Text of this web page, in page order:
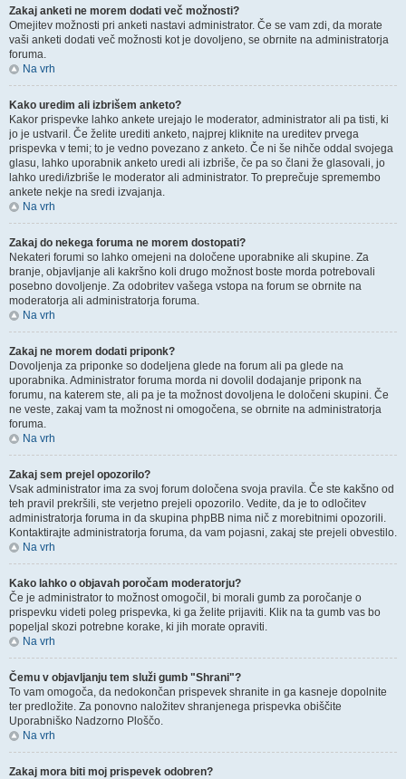
Zakaj anketi ne morem dodati več možnosti?
Omejitev možnosti pri anketi nastavi administrator. Če se vam zdi, da morate
vaši anketi dodati več možnosti kot je dovoljeno, se obrnite na administratorja
foruma.
Na vrh
Kako uredim ali izbrišem anketo?
Kakor prispevke lahko ankete urejajo le moderator, administrator ali pa tisti, ki
jo je ustvaril. Če želite urediti anketo, najprej kliknite na ureditev prvega
prispevka v temi; to je vedno povezano z anketo. Če ni še nihče oddal svojega
glasu, lahko uporabnik anketo uredi ali izbriše, če pa so člani že glasovali, jo
lahko uredi/izbriše le moderator ali administrator. To preprečuje spremembo
ankete nekje na sredi izvajanja.
Na vrh
Zakaj do nekega foruma ne morem dostopati?
Nekateri forumi so lahko omejeni na določene uporabnike ali skupine. Za
branje, objavljanje ali kakršno koli drugo možnost boste morda potrebovali
posebno dovoljenje. Za odobritev vašega vstopa na forum se obrnite na
moderatorja ali administratorja foruma.
Na vrh
Zakaj ne morem dodati priponk?
Dovoljenja za priponke so dodeljena glede na forum ali pa glede na
uporabnika. Administrator foruma morda ni dovolil dodajanje priponk na
forumu, na katerem ste, ali pa je ta možnost dovoljena le določeni skupini. Če
ne veste, zakaj vam ta možnost ni omogočena, se obrnite na administratorja
foruma.
Na vrh
Zakaj sem prejel opozorilo?
Vsak administrator ima za svoj forum določena svoja pravila. Če ste kakšno od
teh pravil prekršili, ste verjetno prejeli opozorilo. Vedite, da je to odločitev
administratorja foruma in da skupina phpBB nima nič z morebitnimi opozorili.
Kontaktirajte administratorja foruma, da vam pojasni, zakaj ste prejeli obvestilo.
Na vrh
Kako lahko o objavah poročam moderatorju?
Če je administrator to možnost omogočil, bi morali gumb za poročanje o
prispevku videti poleg prispevka, ki ga želite prijaviti. Klik na ta gumb vas bo
popeljal skozi potrebne korake, ki jih morate opraviti.
Na vrh
Čemu v objavljanju tem služi gumb "Shrani"?
To vam omogoča, da nedokončan prispevek shranite in ga kasneje dopolnite
ter predložite. Za ponovno naložitev shranjenega prispevka obiščite
Uporabniško Nadzorno Ploščo.
Na vrh
Zakaj mora biti moj prispevek odobren?